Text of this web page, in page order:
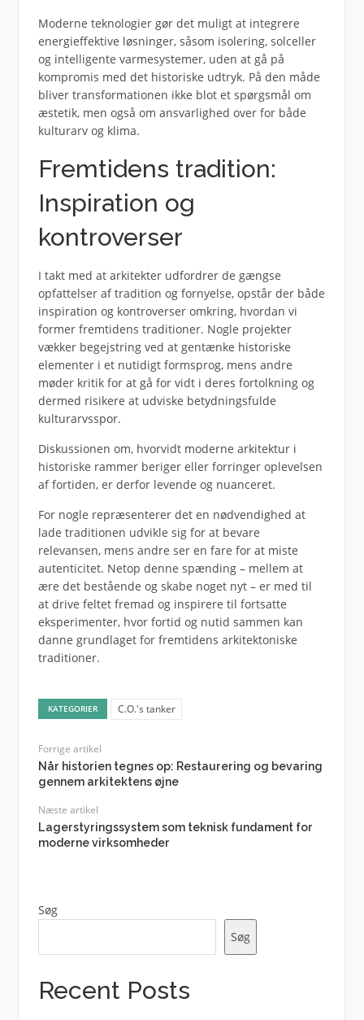
Moderne teknologier gør det muligt at integrere
energieffektive løsninger, såsom isolering, solceller
og intelligente varmesystemer, uden at gå på
kompromis med det historiske udtryk. På den måde
bliver transformationen ikke blot et spørgsmål om
æstetik, men også om ansvarlighed over for både
kulturarv og klima.
Fremtidens tradition:
Inspiration og
kontroverser
I takt med at arkitekter udfordrer de gængse
opfattelser af tradition og fornyelse, opstår der både
inspiration og kontroverser omkring, hvordan vi
former fremtidens traditioner. Nogle projekter
vækker begejstring ved at gentænke historiske
elementer i et nutidigt formsprog, mens andre
møder kritik for at gå for vidt i deres fortolkning og
dermed risikere at udviske betydningsfulde
kulturarvsspor.
Diskussionen om, hvorvidt moderne arkitektur i
historiske rammer beriger eller forringer oplevelsen
af fortiden, er derfor levende og nuanceret.
For nogle repræsenterer det en nødvendighed at
lade traditionen udvikle sig for at bevare
relevansen, mens andre ser en fare for at miste
autenticitet. Netop denne spænding – mellem at
ære det bestående og skabe noget nyt – er med til
at drive feltet fremad og inspirere til fortsatte
eksperimenter, hvor fortid og nutid sammen kan
danne grundlaget for fremtidens arkitektoniske
traditioner.
KATEGORIER C.O.'s tanker
Forrige artikel
Når historien tegnes op: Restaurering og bevaring
gennem arkitektens øjne
Næste artikel
Lagerstyringssystem som teknisk fundament for
moderne virksomheder
Søg
Søg
Recent Posts